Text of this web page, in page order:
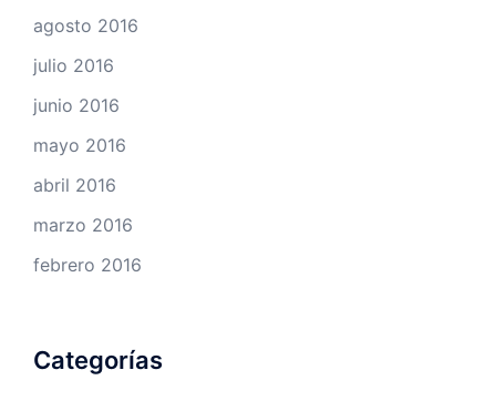
agosto 2016
julio 2016
junio 2016
mayo 2016
abril 2016
marzo 2016
febrero 2016
Categorías